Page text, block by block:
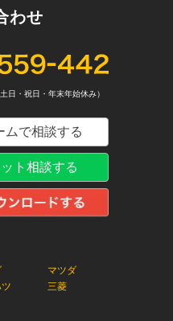
マツダ
三菱
わせ
日・祝日・年末年始休み）
ムで相談する
ト相談する